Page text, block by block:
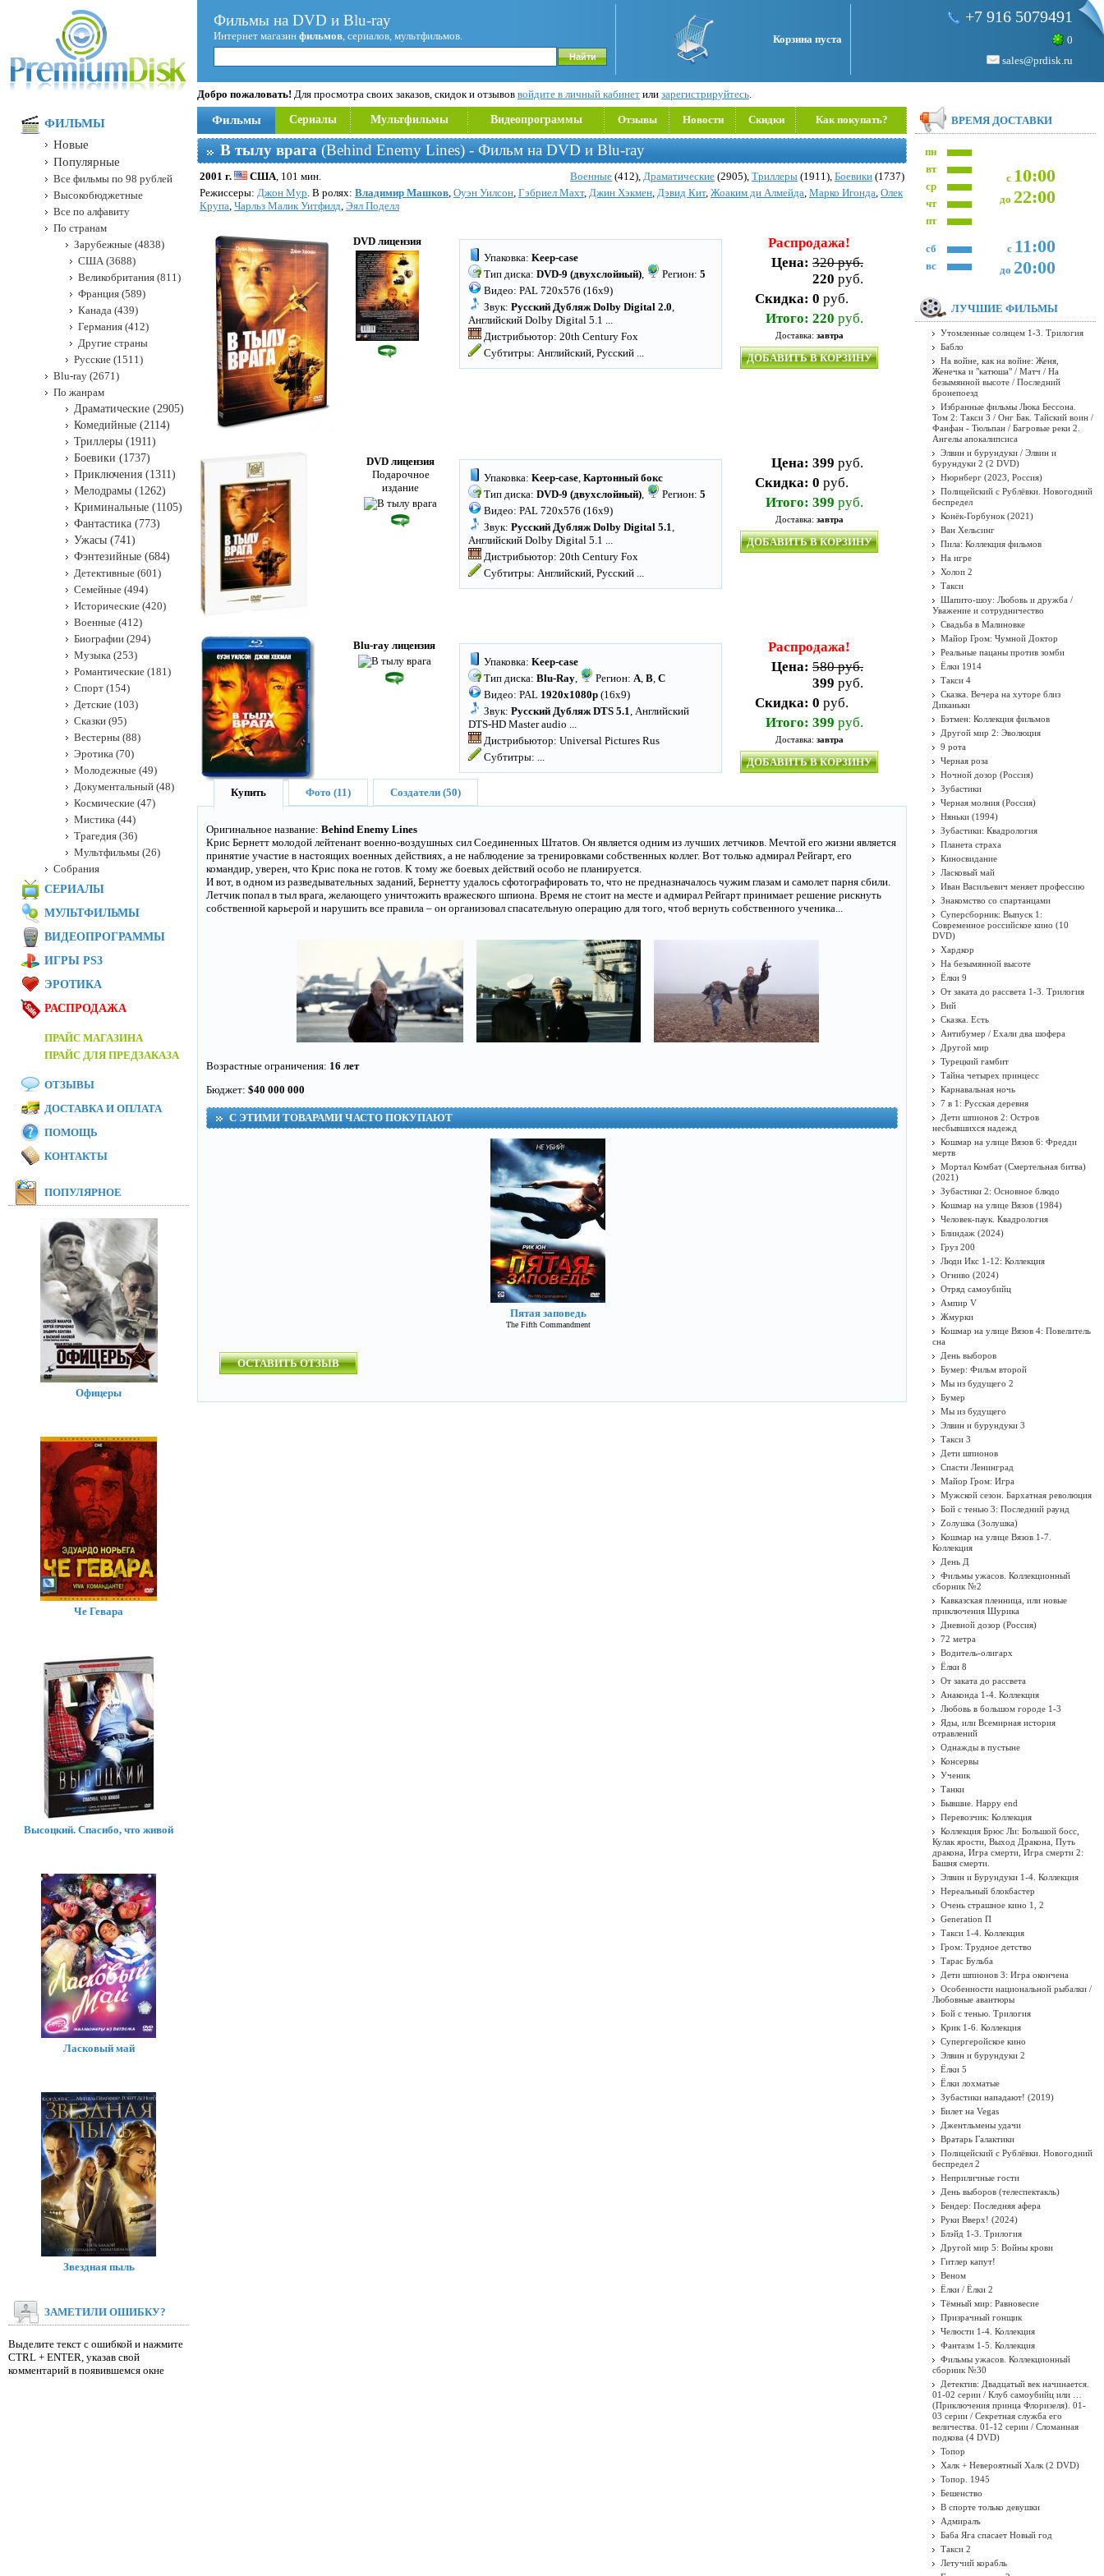
Фильмы на DVD и Blu-ray
Интернет магазин фильмов, сериалов, мультфильмов. Корзина пуста
+7 916 5079491
0
sales@prdisk.ru
Добро пожаловать! Для просмотра своих заказов, скидок и отзывов войдите в личный кабинет или зарегистрируйтесь.
Фильмы Сериалы Мультфильмы Видеопрограммы Отзывы Новости Скидки Как покупать?
В тылу врага (Behind Enemy Lines) - Фильм на DVD и Blu-ray
2001 г. США, 101 мин. Военные (412), Драматические (2905), Триллеры (1911), Боевики (1737)
Режисcеры: Джон Мур. В ролях: Владимир Машков, Оуэн Уилсон, Гэбриел Махт, Джин Хэкмен, Дэвид Кит, Жоаким ди Алмейда, Марко Игонда, Олек
Крупа, Чарльз Малик Уитфилд, Эял Поделл
DVD лицензия
Упаковка: Keep-case
Тип диска: DVD-9 (двухслойный), Регион: 5
Видео: PAL 720x576 (16x9)
Звук: Русский Дубляж Dolby Digital 2.0,
Английский Dolby Digital 5.1 ...
Дистрибьютор: 20th Century Fox
Субтитры: Английский, Русский ...
Распродажа!
Цена: 320 руб.
220 руб.
Скидка: 0 руб.
Итого: 220 руб.
Доставка: завтра
ДОБАВИТЬ В КОРЗИНУ
DVD лицензия
Подарочное
издание
Упаковка: Keep-case, Картонный бокс
Тип диска: DVD-9 (двухслойный), Регион: 5
Видео: PAL 720x576 (16x9)
Звук: Русский Дубляж Dolby Digital 5.1,
Английский Dolby Digital 5.1 ...
Дистрибьютор: 20th Century Fox
Субтитры: Английский, Русский ...
Цена: 399 руб.
Скидка: 0 руб.
Итого: 399 руб.
Доставка: завтра
ДОБАВИТЬ В КОРЗИНУ
Blu-ray лицензия
Упаковка: Keep-case
Тип диска: Blu-Ray, Регион: A, B, C
Видео: PAL 1920x1080p (16x9)
Звук: Русский Дубляж DTS 5.1, Английский
DTS-HD Master audio ...
Дистрибьютор: Universal Pictures Rus
Субтитры: ...
Распродажа!
Цена: 580 руб.
399 руб.
Скидка: 0 руб.
Итого: 399 руб.
Доставка: завтра
ДОБАВИТЬ В КОРЗИНУ
Купить Фото (11) Создатели (50)
Оригинальное название: Behind Enemy Lines
Крис Бернетт молодой лейтенант военно-воздушных сил Соединенных Штатов. Он является одним из лучших летчиков. Мечтой его жизни является
принятие участие в настоящих военных действиях, а не наблюдение за тренировками собственных коллег. Вот только адмирал Рейгарт, его
командир, уверен, что Крис пока не готов. К тому же боевых действий особо не планируется.
И вот, в одном из разведывательных заданий, Бернетту удалось сфотографировать то, что не предназначалось чужим глазам и самолет парня сбили.
Летчик попал в тыл врага, желающего уничтожить вражеского шпиона. Время не стоит на месте и адмирал Рейгарт принимает решение рискнуть
собственной карьерой и нарушить все правила – он организовал спасательную операцию для того, чтоб вернуть собственного ученика...
Возрастные ограничения: 16 лет
Бюджет: $40 000 000
С ЭТИМИ ТОВАРАМИ ЧАСТО ПОКУПАЮТ
Пятая заповедь
The Fifth Commandment
ОСТАВИТЬ ОТЗЫВ
ФИЛЬМЫ
Новые
Популярные
Все фильмы по 98 рублей
Высокобюджетные
Все по алфавиту
По странам
Зарубежные (4838)
США (3688)
Великобритания (811)
Франция (589)
Канада (439)
Германия (412)
Другие страны
Русские (1511)
Blu-ray (2671)
По жанрам
Драматические (2905)
Комедийные (2114)
Триллеры (1911)
Боевики (1737)
Приключения (1311)
Мелодрамы (1262)
Криминальные (1105)
Фантастика (773)
Ужасы (741)
Фэнтезийные (684)
Детективные (601)
Семейные (494)
Исторические (420)
Военные (412)
Биографии (294)
Музыка (253)
Романтические (181)
Спорт (154)
Детские (103)
Сказки (95)
Вестерны (88)
Эротика (70)
Молодежные (49)
Документальный (48)
Космические (47)
Мистика (44)
Трагедия (36)
Мультфильмы (26)
Собрания
СЕРИАЛЫ
МУЛЬТФИЛЬМЫ
ВИДЕОПРОГРАММЫ
ИГРЫ PS3
ЭРОТИКА
РАСПРОДАЖА
ПРАЙС МАГАЗИНА
ПРАЙС ДЛЯ ПРЕДЗАКАЗА
ОТЗЫВЫ
ДОСТАВКА И ОПЛАТА
ПОМОЩЬ
КОНТАКТЫ
ПОПУЛЯРНОЕ
Офицеры
Че Гевара
Высоцкий. Спасибо, что живой
Ласковый май
Звездная пыль
ЗАМЕТИЛИ ОШИБКУ?
Выделите текст с ошибкой и нажмите
CTRL + ENTER, указав свой
комментарий в появившемся окне
ВРЕМЯ ДОСТАВКИ
пн
с 10:00
до 22:00
вт
ср
чт
пт
с 11:00
до 20:00
сб
вс
ЛУЧШИЕ ФИЛЬМЫ
Утомленные солнцем 1-3. Трилогия
Бабло
На войне, как на войне: Женя,
Женечка и "катюша" / Матч / На
безымянной высоте / Последний
бронепоезд
Избранные фильмы Люка Бессона.
Том 2: Такси 3 / Онг Бак. Тайский воин /
Фанфан - Тюльпан / Багровые реки 2.
Ангелы апокалипсиса
Элвин и бурундуки / Элвин и
бурундуки 2 (2 DVD)
Нюрнберг (2023, Россия)
Полицейский с Рублёвки. Новогодний
беспредел
Конёк-Горбунок (2021)
Ван Хельсинг
Пила: Коллекция фильмов
На игре
Холоп 2
Такси
Шапито-шоу: Любовь и дружба /
Уважение и сотрудничество
Свадьба в Малиновке
Майор Гром: Чумной Доктор
Реальные пацаны против зомби
Ёлки 1914
Такси 4
Сказка. Вечера на хуторе близ
Диканьки
Бэтмен: Коллекция фильмов
Другой мир 2: Эволюция
9 рота
Черная роза
Ночной дозор (Россия)
Зубастики
Черная молния (Россия)
Няньки (1994)
Зубастики: Квадрология
Планета страха
Киносвидание
Ласковый май
Иван Васильевич меняет профессию
Знакомство со спартанцами
Суперсборник: Выпуск 1:
Современное российское кино (10
DVD)
Хардкор
На безымянной высоте
Ёлки 9
От заката до рассвета 1-3. Трилогия
Вий
Сказка. Есть
Антибумер / Ехали два шофера
Другой мир
Турецкий гамбит
Тайна четырех принцесс
Карнавальная ночь
7 в 1: Русская деревня
Дети шпионов 2: Остров
несбывшихся надежд
Кошмар на улице Вязов 6: Фредди
мертв
Мортал Комбат (Смертельная битва)
(2021)
Зубастики 2: Основное блюдо
Кошмар на улице Вязов (1984)
Человек-паук. Квадрология
Блиндаж (2024)
Груз 200
Люди Икс 1-12: Коллекция
Огниво (2024)
Отряд самоубийц
Ампир V
Жмурки
Кошмар на улице Вязов 4: Повелитель
сна
День выборов
Бумер: Фильм второй
Мы из будущего 2
Бумер
Мы из будущего
Элвин и бурундуки 3
Такси 3
Дети шпионов
Спасти Ленинград
Майор Гром: Игра
Мужской сезон. Бархатная революция
Бой с тенью 3: Последний раунд
Zолушка (Золушка)
Кошмар на улице Вязов 1-7.
Коллекция
День Д
Фильмы ужасов. Коллекционный
сборник №2
Кавказская пленница, или новые
приключения Шурика
Дневной дозор (Россия)
72 метра
Водитель-олигарх
Ёлки 8
От заката до рассвета
Анаконда 1-4. Коллекция
Любовь в большом городе 1-3
Яды, или Всемирная история
отравлений
Однажды в пустыне
Консервы
Ученик
Танки
Бывшие. Happy end
Перевозчик: Коллекция
Коллекция Брюс Ли: Большой босс,
Кулак ярости, Выход Дракона, Путь
дракона, Игра смерти, Игра смерти 2:
Башня смерти.
Элвин и Бурундуки 1-4. Коллекция
Нереальный блокбастер
Очень страшное кино 1, 2
Generation П
Такси 1-4. Коллекция
Гром: Трудное детство
Тарас Бульба
Дети шпионов 3: Игра окончена
Особенности национальной рыбалки /
Любовные авантюры
Бой с тенью. Трилогия
Крик 1-6. Коллекция
Супергеройское кино
Элвин и бурундуки 2
Ёлки 5
Ёлки лохматые
Зубастики нападают! (2019)
Билет на Vegas
Джентльмены удачи
Вратарь Галактики
Полицейский с Рублёвки. Новогодний
беспредел 2
Неприличные гости
День выборов (телеспектакль)
Бендер: Последняя афера
Руки Вверх! (2024)
Блэйд 1-3. Трилогия
Другой мир 5: Войны крови
Гитлер капут!
Веном
Ёлки / Ёлки 2
Тёмный мир: Равновесие
Призрачный гонщик
Челюсти 1-4. Коллекция
Фантазм 1-5. Коллекция
Фильмы ужасов. Коллекционный
сборник №30
Детектив: Двадцатый век начинается.
01-02 серии / Клуб самоубийц или …
(Приключения принца Флоризеля). 01-
03 серии / Секретная служба его
величества. 01-12 серии / Сломанная
подкова (4 DVD)
Топор
Халк + Невероятный Халк (2 DVD)
Топор. 1945
Бешенство
В спорте только девушки
Адмиралъ
Баба Яга спасает Новый год
Такси 2
Летучий корабль